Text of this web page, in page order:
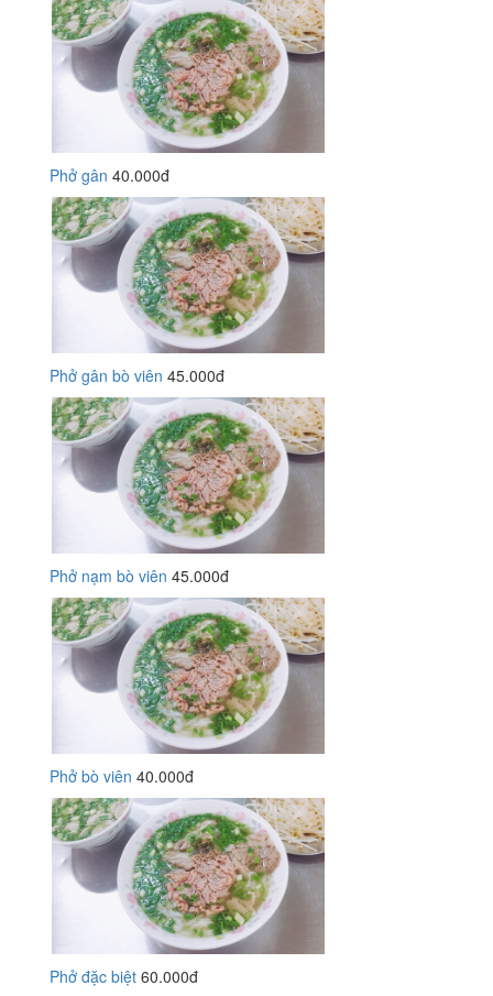
Phở gân 40.000đ
Phở gân bò viên 45.000đ
Phở nạm bò viên 45.000đ
Phở bò viên 40.000đ
Phở đặc biệt 60.000đ